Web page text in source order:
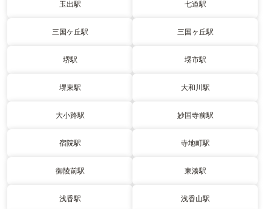
玉出駅 七道駅
三国ケ丘駅 三国ヶ丘駅
堺駅 堺市駅
堺東駅 大和川駅
大小路駅 妙国寺前駅
宿院駅 寺地町駅
御陵前駅 東湊駅
浅香駅 浅香山駅